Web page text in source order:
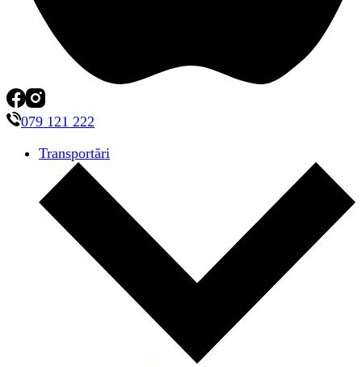
079 121 222
Transportări